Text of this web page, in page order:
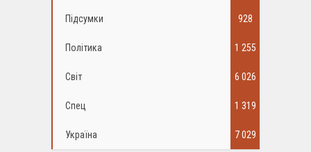
Підсумки 928
Політика 1 255
Світ 6 026
Спец 1 319
Україна 7 029